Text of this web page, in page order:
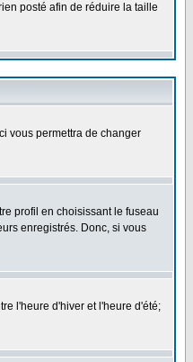
posté afin de réduire la taille
vous permettra de changer
profil en choisissant le fuseau
enregistrés. Donc, si vous
l'heure d'hiver et l'heure d'été;